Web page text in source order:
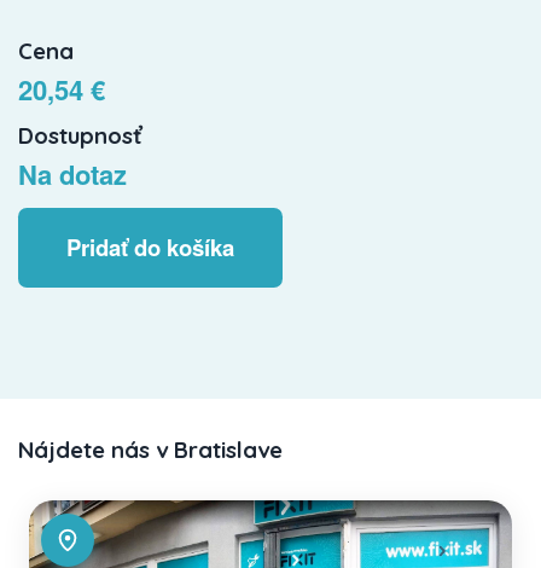
Cena
20,54 €
Dostupnosť
Na dotaz
Pridať do košíka
Nájdete nás v Bratislave